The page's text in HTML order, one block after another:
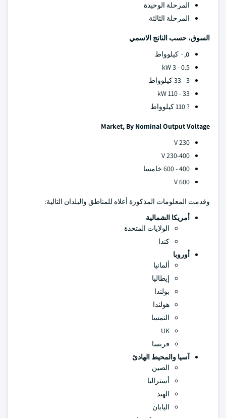
المرحلة الوحيدة
المرحلة الثالثة
السوق، حسب الناتج الاسمي
٠,٥ كيلوواط
0.5 - 3 kW
3 - 33 كيلوواط
33 - 110 kW
? 110 كيلوواط
Market, By Nominal Output Voltage
230 V
230-400 V
400 - 600 خامسا
600 V
وقدمت المعلومات المذكورة أعلاه للمناطق والبلدان التالية:
أمريكا الشمالية
الولايات المتحدة
كندا
أوروبا
ألمانيا
إيطاليا
بولندا
هولندا
النمسا
UK
فرنسا
آسيا والمحيط الهادئ
الصين
أستراليا
الهند
اليابان